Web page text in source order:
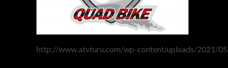
http://www.atvturu.com/wp-content/uploads/2021/